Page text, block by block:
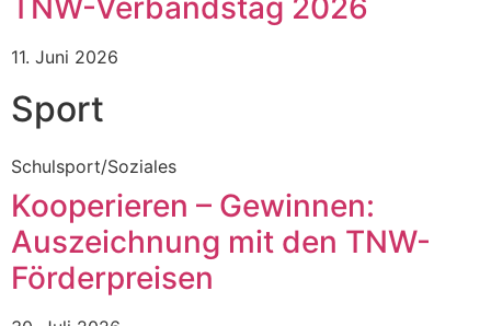
TNW-Verbandstag 2026
11. Juni 2026
Sport
Schulsport/Soziales
Kooperieren – Gewinnen:
Auszeichnung mit den TNW-
Förderpreisen